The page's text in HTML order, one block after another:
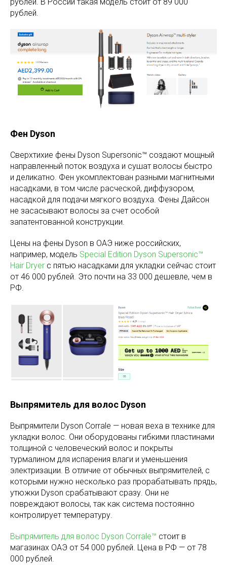
рублей.
Фен Dyson
Сверхтихие фены Dyson Supersonic™ создают мощный
направленный поток воздуха и сушат волосы быстро
и деликатно. Фен укомплектован разными магнитными
насадками, в том числе расческой, диффузором,
насадкой для подачи мягкого воздуха. Фены Дайсон
не засасывают волосы за счет особой
запатентованной конструкции.
Цены на фены Dyson в ОАЭ ниже российских,
например, модель Special Edition Dyson Supersonic™
Hair Dryer с пятью насадками для укладки сейчас стоит
от 46 000 рублей. Это почти на 33 000 дешевле, чем в
РФ.
Выпрямитель для волос Dyson
Выпрямители Dyson Corrale — новая веха в технике для
укладки волос. Они оборудованы гибкими пластинами
толщиной с человеческий волос и покрыты
турмалином для испарения влаги и уменьшения
электризации. В отличие от обычных выпрямителей, с
которыми нужно несколько раз прорабатывать прядь,
утюжки Dyson срабатывают сразу. Они не
повреждают волосы, так как система постоянно
контролирует температуру.
Выпрямитель для волос Dyson Corrale™ стоит в
магазинах ОАЭ от 54 000 рублей. Цена в РФ — от 78
000 рублей.